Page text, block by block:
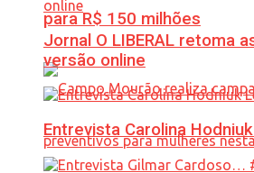
para R$ 150 milhões
Jornal O LIBERAL retoma
versão online
Entrevista Carolina